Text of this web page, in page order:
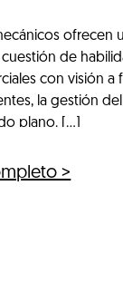
ofrecen
de
con visión a
la gestión
plano. […]
>